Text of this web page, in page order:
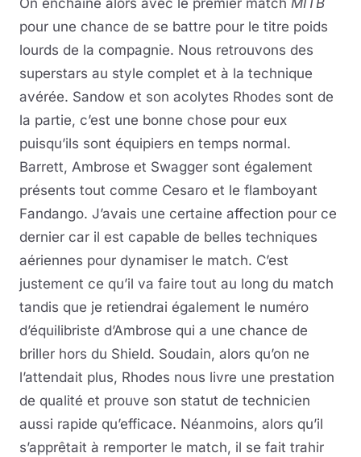
On enchaîne alors avec le premier match MITB
pour une chance de se battre pour le titre poids
lourds de la compagnie. Nous retrouvons des
superstars au style complet et à la technique
avérée. Sandow et son acolytes Rhodes sont de
la partie, c’est une bonne chose pour eux
puisqu’ils sont équipiers en temps normal.
Barrett, Ambrose et Swagger sont également
présents tout comme Cesaro et le flamboyant
Fandango. J’avais une certaine affection pour ce
dernier car il est capable de belles techniques
aériennes pour dynamiser le match. C’est
justement ce qu’il va faire tout au long du match
tandis que je retiendrai également le numéro
d’équilibriste d’Ambrose qui a une chance de
briller hors du Shield. Soudain, alors qu’on ne
l’attendait plus, Rhodes nous livre une prestation
de qualité et prouve son statut de technicien
aussi rapide qu’efficace. Néanmoins, alors qu’il
s’apprêtait à remporter le match, il se fait trahir